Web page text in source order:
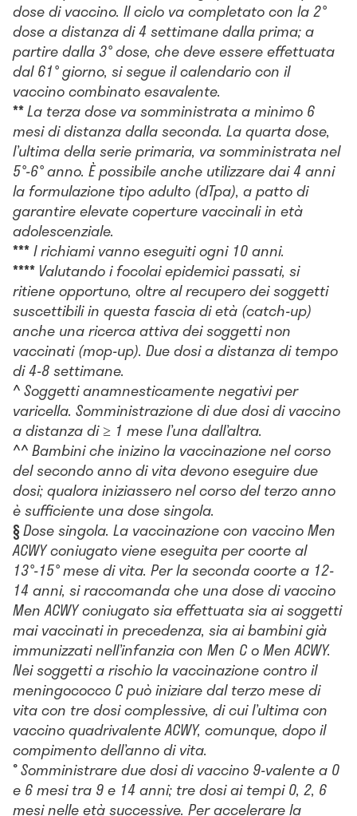
dose di vaccino. Il ciclo va completato con la 2°
dose a distanza di 4 settimane dalla prima; a
partire dalla 3° dose, che deve essere effettuata
dal 61° giorno, si segue il calendario con il
vaccino combinato esavalente.
**La terza dose va somministrata a minimo 6
mesi di distanza dalla seconda. La quarta dose,
l’ultima della serie primaria, va somministrata nel
5°-6° anno. È possibile anche utilizzare dai 4 anni
la formulazione tipo adulto (dTpa), a patto di
garantire elevate coperture vaccinali in età
adolescenziale.
***I richiami vanno eseguiti ogni 10 anni.
**** Valutando i focolai epidemici passati, si
ritiene opportuno, oltre al recupero dei soggetti
suscettibili in questa fascia di età (catch-up)
anche una ricerca attiva dei soggetti non
vaccinati (mop-up). Due dosi a distanza di tempo
di 4-8 settimane.
^Soggetti anamnesticamente negativi per
varicella. Somministrazione di due dosi di vaccino
a distanza di ≥ 1 mese l’una dall’altra.
^^Bambini che inizino la vaccinazione nel corso
del secondo anno di vita devono eseguire due
dosi; qualora iniziassero nel corso del terzo anno
è sufficiente una dose singola.
§Dose singola. La vaccinazione con vaccino Men
ACWY coniugato viene eseguita per coorte al
13°-15° mese di vita. Per la seconda coorte a 12-
14 anni, si raccomanda che una dose di vaccino
Men ACWY coniugato sia effettuata sia ai soggetti
mai vaccinati in precedenza, sia ai bambini già
immunizzati nell’infanzia con Men C o Men ACWY.
Nei soggetti a rischio la vaccinazione contro il
meningococco C può iniziare dal terzo mese di
vita con tre dosi complessive, di cui l’ultima con
vaccino quadrivalente ACWY, comunque, dopo il
compimento dell’anno di vita.
°Somministrare due dosi di vaccino 9-valente a 0
e 6 mesi tra 9 e 14 anni; tre dosi ai tempi 0, 2, 6
mesi nelle età successive. Per accelerare la